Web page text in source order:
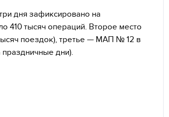
дня зафиксировано на
тысяч операций. Второе место
поездок), третье — МАП № 12 в
дни).